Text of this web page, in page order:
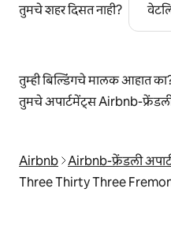
तुमचे शहर दिसत नाही?
तुम्ही बिल्डिंगचे मालक आहात
तुमचे अपार्टमेंट्स Airbnb-
Airbnb Airbnb-फ्रेंडली
Three Thirty Three